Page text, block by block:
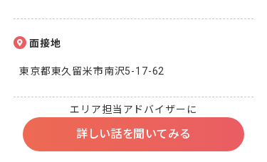
面接地
東京都東久留米市南沢5-17-62
エリア担当アドバイザーに
詳しい話を聞いてみる